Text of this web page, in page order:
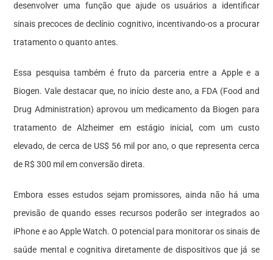
desenvolver uma função que ajude os usuários a identificar
sinais precoces de declínio cognitivo, incentivando-os a procurar
tratamento o quanto antes.
Essa pesquisa também é fruto da parceria entre a Apple e a
Biogen. Vale destacar que, no início deste ano, a FDA (Food and
Drug Administration) aprovou um medicamento da Biogen para
tratamento de Alzheimer em estágio inicial, com um custo
elevado, de cerca de US$ 56 mil por ano, o que representa cerca
de R$ 300 mil em conversão direta.
Embora esses estudos sejam promissores, ainda não há uma
previsão de quando esses recursos poderão ser integrados ao
iPhone e ao Apple Watch. O potencial para monitorar os sinais de
saúde mental e cognitiva diretamente de dispositivos que já se